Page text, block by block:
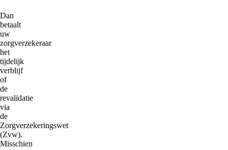
Dan
betaalt
uw
zorgverzekeraar
het
tijdelijk
verblijf
of
de
revalidatie
via
de
Zorgverzekeringswet
(Zvw).
Misschien